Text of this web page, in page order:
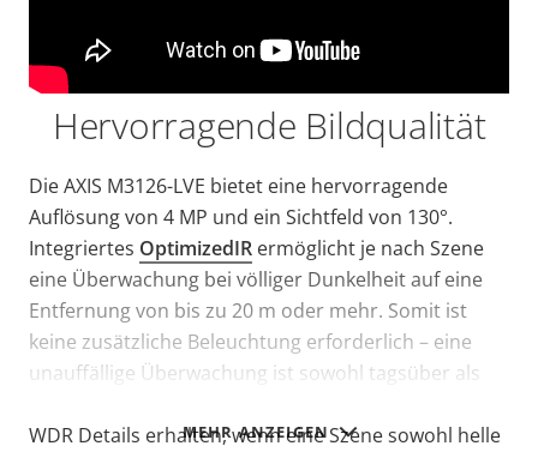
MEHR ANZEIGEN
Hervorragende Bildqualität
Die AXIS M3126-LVE bietet eine hervorragende
Auflösung von 4 MP und ein Sichtfeld von 130°.
Integriertes OptimizedIR ermöglicht je nach Szene
eine Überwachung bei völliger Dunkelheit auf eine
Entfernung von bis zu 20 m oder mehr. Somit ist
keine zusätzliche Beleuchtung erforderlich – eine
unauffällige Überwachung ist sowohl tagsüber als
WDR Details erhalten, wenn eine Szene sowohl helle